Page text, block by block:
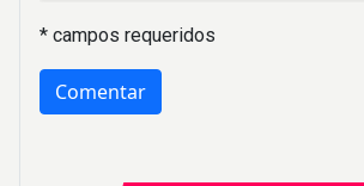
* campos requeridos